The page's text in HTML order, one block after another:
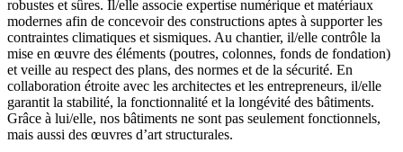
robustes et sûres. Il/elle associe expertise numérique et matériaux
modernes afin de concevoir des constructions aptes à supporter les
contraintes climatiques et sismiques. Au chantier, il/elle contrôle la
mise en œuvre des éléments (poutres, colonnes, fonds de fondation)
et veille au respect des plans, des normes et de la sécurité. En
collaboration étroite avec les architectes et les entrepreneurs, il/elle
garantit la stabilité, la fonctionnalité et la longévité des bâtiments.
Grâce à lui/elle, nos bâtiments ne sont pas seulement fonctionnels,
mais aussi des œuvres d’art structurales.